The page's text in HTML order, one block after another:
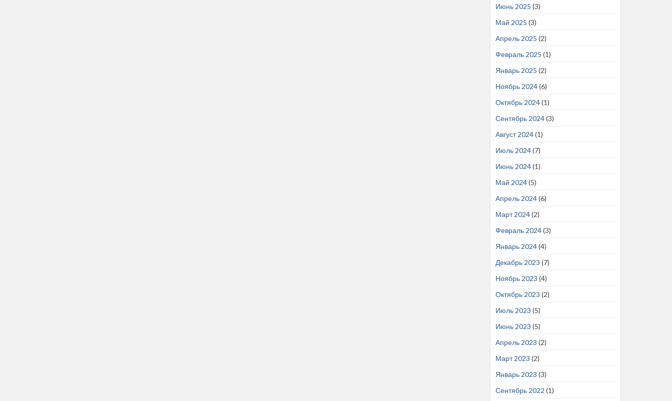
Июнь 2025 (3)
Май 2025 (3)
Апрель 2025 (2)
Февраль 2025 (1)
Январь 2025 (2)
Ноябрь 2024(6)
Октябрь 2024(1)
Сентябрь 2024(3)
Август 2024(1)
Июль 2024(7)
Июнь 2024(1)
Май 2024(5)
Апрель 2024(6)
Март 2024(2)
Февраль 2024(3)
Январь 2024(4)
Декабрь 2023 (7)
Ноябрь 2023 (4)
Октябрь 2023 (2)
Июль 2023 (5)
Июнь 2023 (5)
Апрель 2023 (2)
Март 2023 (2)
Январь 2023 (3)
Сентябрь 2022 (1)